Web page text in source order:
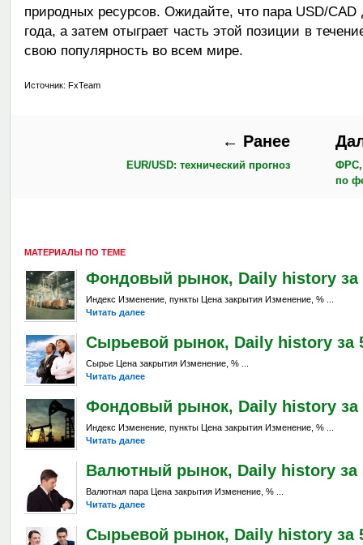
природных ресурсов. Ожидайте, что пара USD/CAD
года, а затем отыграет часть этой позиции в
свою популярность во всем мире.
Источник: FxTeam
← Ранее
EUR/USD: технический прогноз
ФРС,
по
МАТЕРИАЛЫ ПО ТЕМЕ
Фондовый рынок, Daily history за
Индекс Изменение, пункты Цена закрытия Изменение, % ...
Читать далее
Сырьевой рынок, Daily history за 5
Сырье Цена закрытия Изменение, % ...
Читать далее
Фондовый рынок, Daily history за
Индекс Изменение, пункты Цена закрытия Изменение, % ...
Читать далее
Валютный рынок, Daily history за
Валютная пара Цена закрытия Изменение, % ...
Читать далее
Сырьевой рынок, Daily history за